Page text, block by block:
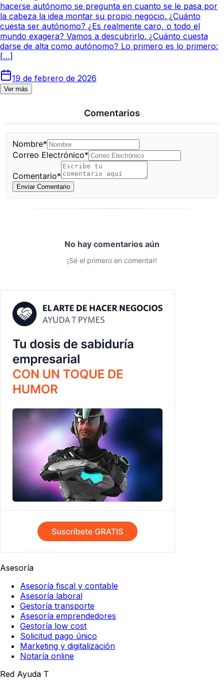
hacerse autónomo se pregunta en cuanto se le pasa por
la cabeza la idea montar su propio negocio. ¿Cuánto
cuesta ser autónomo? ¿Es realmente caro, o todo el
mundo exagera? Vamos a descubrirlo. ¿Cuánto cuesta
darse de alta como autónomo? Lo primero es lo primero:
[…]
19 de febrero de 2026
Ver más
Comentarios
Nombre*
Correo Electrónico*
Comentario*
Enviar Comentario
No hay comentarios aún
¡Sé el primero en comentar!
Asesoría
Asesoría fiscal y contable
Asesoría laboral
Gestoría transporte
Asesoría emprendedores
Gestoría low cost
Solicitud pago único
Marketing y digitalización
Notaría online
Red Ayuda T